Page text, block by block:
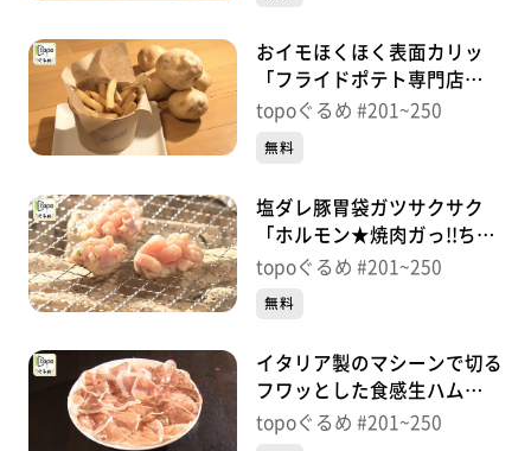
おイモほくほく表面カリッ
「フライドポテト専門店
NOCTILUCENT」（泉区南光
topoぐるめ #201~250
無料
塩ダレ豚胃袋ガツサクサク
「ホルモン★焼肉ガっ!!ちゃ
ん 落合駅前店」（青葉区落
topoぐるめ #201~250
無料
イタリア製のマシーンで切る
フワッとした食感生ハム
「osteria bambi」（青葉区
topoぐるめ #201~250